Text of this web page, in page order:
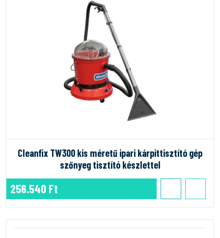
Cleanfix TW300 kis méretű ipari kárpittisztító gép
szőnyeg tisztító készlettel
256.540 Ft